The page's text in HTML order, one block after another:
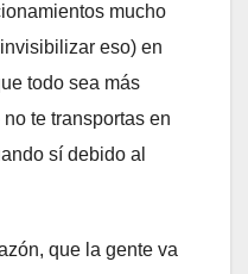
mucho
eso) en
todo sea más
te transportas en
sí debido al
que la gente va